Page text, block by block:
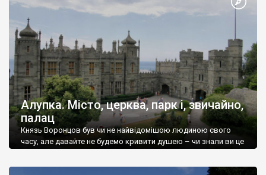
Алупка. Місто, церква, парк і, звичайно,
палац
Князь Воронцов був чи не найвідомішою людиною свого
часу, але давайте не будемо кривити душею – чи знали ви це